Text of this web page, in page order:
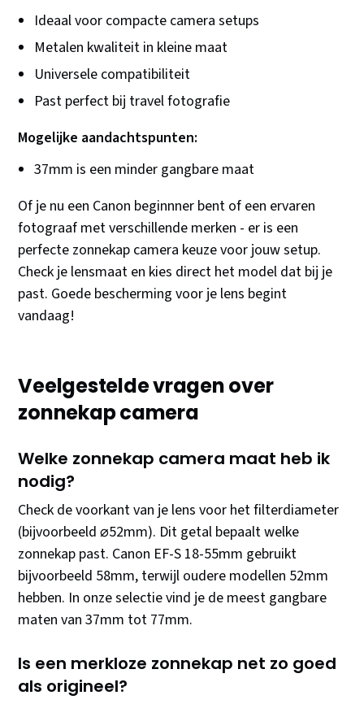
Ideaal voor compacte camera setups
Metalen kwaliteit in kleine maat
Universele compatibiliteit
Past perfect bij travel fotografie
Mogelijke aandachtspunten:
37mm is een minder gangbare maat
Of je nu een Canon beginnner bent of een ervaren
fotograaf met verschillende merken - er is een
perfecte zonnekap camera keuze voor jouw setup.
Check je lensmaat en kies direct het model dat bij je
past. Goede bescherming voor je lens begint
vandaag!
Veelgestelde vragen over
zonnekap camera
Welke zonnekap camera maat heb ik
nodig?
Check de voorkant van je lens voor het filterdiameter
(bijvoorbeeld ⌀52mm). Dit getal bepaalt welke
zonnekap past. Canon EF-S 18-55mm gebruikt
bijvoorbeeld 58mm, terwijl oudere modellen 52mm
hebben. In onze selectie vind je de meest gangbare
maten van 37mm tot 77mm.
Is een merkloze zonnekap net zo goed
als origineel?